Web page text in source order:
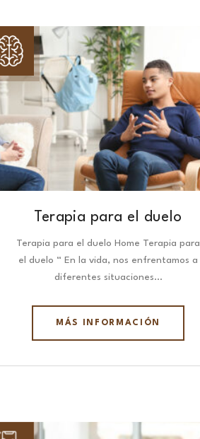
Terapia para el duelo
Terapia para el duelo Home Terapia para
el duelo “ En la vida, nos enfrentamos a
diferentes situaciones…
MÁS INFORMACIÓN